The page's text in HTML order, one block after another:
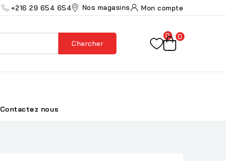
+216 29 654 654 Nos magasins Mon compte
Chercher
0 0
Contactez nous